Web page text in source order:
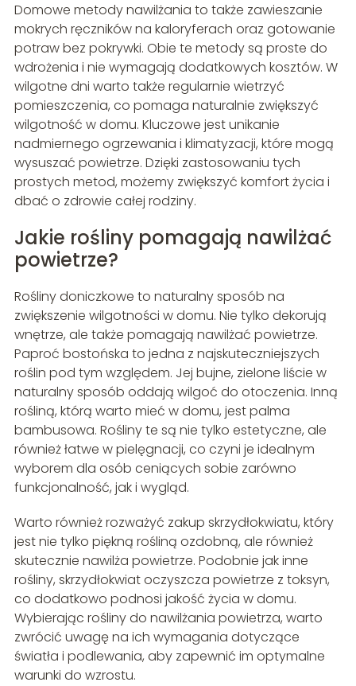
Domowe metody nawilżania to także zawieszanie
mokrych ręczników na kaloryferach oraz gotowanie
potraw bez pokrywki. Obie te metody są proste do
wdrożenia i nie wymagają dodatkowych kosztów. W
wilgotne dni warto także regularnie wietrzyć
pomieszczenia, co pomaga naturalnie zwiększyć
wilgotność w domu. Kluczowe jest unikanie
nadmiernego ogrzewania i klimatyzacji, które mogą
wysuszać powietrze. Dzięki zastosowaniu tych
prostych metod, możemy zwiększyć komfort życia i
dbać o zdrowie całej rodziny.
Jakie rośliny pomagają nawilżać
powietrze?
Rośliny doniczkowe to naturalny sposób na
zwiększenie wilgotności w domu. Nie tylko dekorują
wnętrze, ale także pomagają nawilżać powietrze.
Paproć bostońska to jedna z najskuteczniejszych
roślin pod tym względem. Jej bujne, zielone liście w
naturalny sposób oddają wilgoć do otoczenia. Inną
rośliną, którą warto mieć w domu, jest palma
bambusowa. Rośliny te są nie tylko estetyczne, ale
również łatwe w pielęgnacji, co czyni je idealnym
wyborem dla osób ceniących sobie zarówno
funkcjonalność, jak i wygląd.
Warto również rozważyć zakup skrzydłokwiatu, który
jest nie tylko piękną rośliną ozdobną, ale również
skutecznie nawilża powietrze. Podobnie jak inne
rośliny, skrzydłokwiat oczyszcza powietrze z toksyn,
co dodatkowo podnosi jakość życia w domu.
Wybierając rośliny do nawilżania powietrza, warto
zwrócić uwagę na ich wymagania dotyczące
światła i podlewania, aby zapewnić im optymalne
warunki do wzrostu.